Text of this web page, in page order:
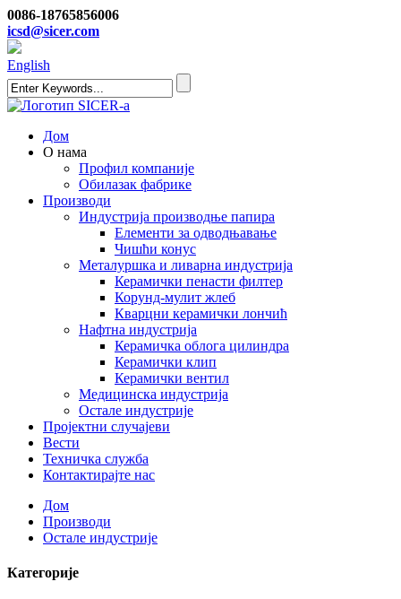
0086-18765856006
icsd@sicer.com
English
Дом
О нама
Профил компаније
Обилазак фабрике
Производи
Индустрија производње папира
Елементи за одводњавање
Чишћи конус
Металуршка и ливарна индустрија
Керамички пенасти филтер
Корунд-мулит жлеб
Кварцни керамички лончић
Нафтна индустрија
Керамичка облога цилиндра
Керамички клип
Керамички вентил
Медицинска индустрија
Остале индустрије
Пројектни случајеви
Вести
Техничка служба
Контактирајте нас
Дом
Производи
Остале индустрије
Категорије